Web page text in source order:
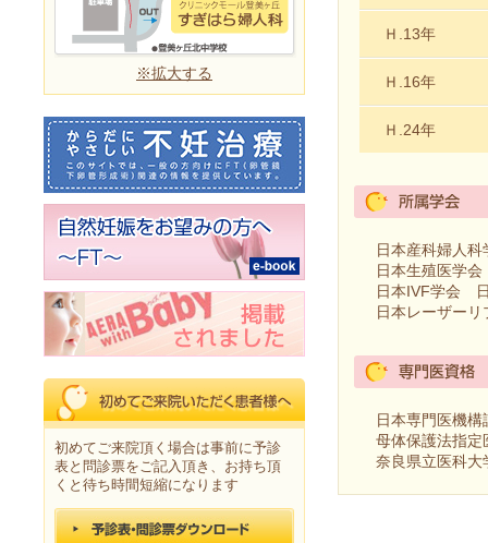
※拡大する
初めてご来院頂く場合は事前に予診
表と問診票をご記入頂き、お持ち頂
くと待ち時間短縮になります
Ｈ.13年
Ｈ.16年
Ｈ.24年
日本産科婦人
日本生殖医学
日本IVF学会
日本レーザー
日本専門医機
母体保護法指定
奈良県立医科大